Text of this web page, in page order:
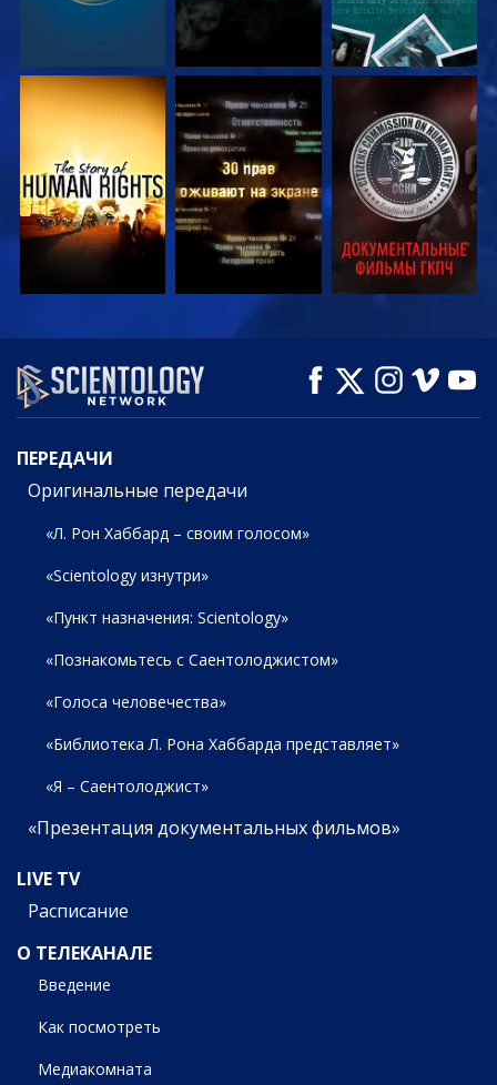
СМОТРЕТЬ СМОТРЕТЬ СМОТРЕТЬ
СМОТРЕТЬ СМОТРЕТЬ
СМОТРЕТЬ
ПЕРЕДАЧИ
ПЕРЕДАЧИ
Оригинальные передачи
«Л. Рон Хаббард – своим голосом»
«Scientology изнутри»
«Пункт назначения: Scientology»
«Познакомьтесь с Саентолоджистом»
«Голоса человечества»
«Библиотека Л. Рона Хаббарда представляет»
«Я – Саентолоджист»
«Презентация документальных фильмов»
LIVE TV
Расписание
О ТЕЛЕКАНАЛЕ
Введение
Как посмотреть
Медиакомната